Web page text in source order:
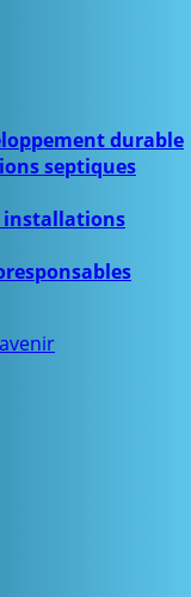
durable
septiques
installations